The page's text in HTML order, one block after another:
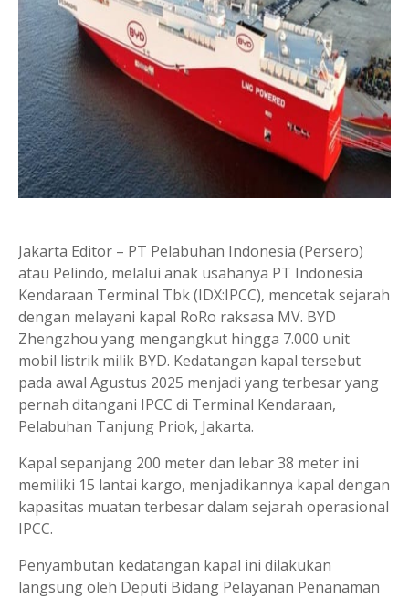
Jakarta Editor – PT Pelabuhan Indonesia (Persero)
atau Pelindo, melalui anak usahanya PT Indonesia
Kendaraan Terminal Tbk (IDX:IPCC), mencetak sejarah
dengan melayani kapal RoRo raksasa MV. BYD
Zhengzhou yang mengangkut hingga 7.000 unit
mobil listrik milik BYD. Kedatangan kapal tersebut
pada awal Agustus 2025 menjadi yang terbesar yang
pernah ditangani IPCC di Terminal Kendaraan,
Pelabuhan Tanjung Priok, Jakarta.
Kapal sepanjang 200 meter dan lebar 38 meter ini
memiliki 15 lantai kargo, menjadikannya kapal dengan
kapasitas muatan terbesar dalam sejarah operasional
IPCC.
Penyambutan kedatangan kapal ini dilakukan
langsung oleh Deputi Bidang Pelayanan Penanaman